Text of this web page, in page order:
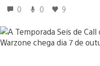
0 0 9